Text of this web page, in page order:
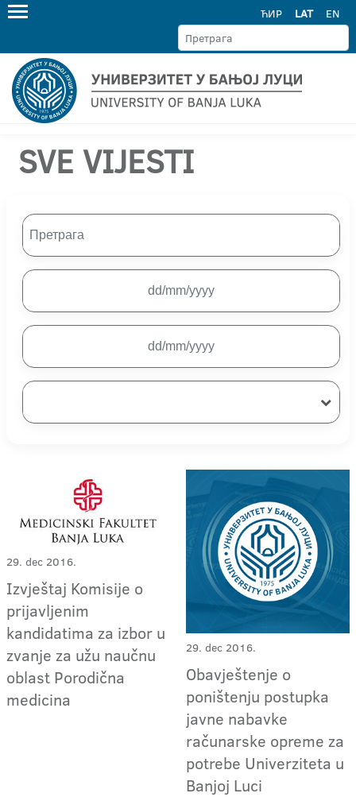
ЋИР LAT EN
SVE VIJESTI
29. dec 2016.
Izvještaj Komisije o
prijavljenim
kandidatima za izbor u
zvanje za užu naučnu
oblast Porodična
medicina
29. dec 2016.
Obavještenje o
poništenju postupka
javne nabavke
računarske opreme za
potrebe Univerziteta u
Banjoj Luci